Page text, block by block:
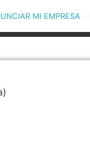
MI EMPRESA